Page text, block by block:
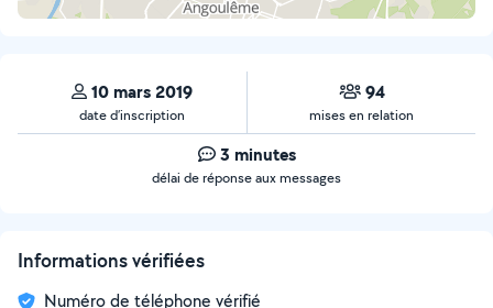
10 mars 2019
date d’inscription
94
mises en relation
3 minutes
délai de réponse aux messages
Informations vérifiées
Numéro de téléphone vérifié